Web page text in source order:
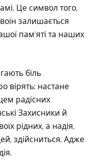
Це символ того,
залишається
пам’яті та наших
біль
вірять: настане
радісних
Захисники й
рідних, а надія,
здійсниться. Адже